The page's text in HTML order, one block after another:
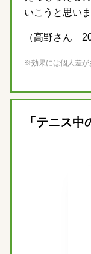
いこうと思いま
（高野さん
※効果には個人差が
「テニス中